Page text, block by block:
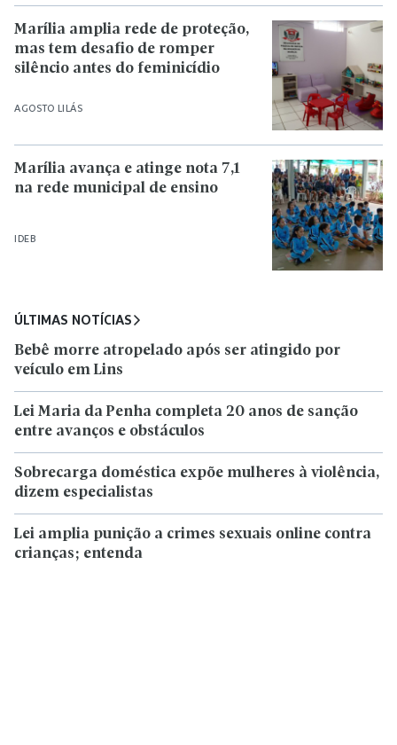
AGOSTO LILÁS
Marília amplia rede de proteção,
mas tem desafio de romper
silêncio antes do feminicídio
IDEB
Marília avança e atinge nota 7,1
na rede municipal de ensino
ÚLTIMAS NOTÍCIAS
Bebê morre atropelado após ser atingido por
veículo em Lins
Lei Maria da Penha completa 20 anos de sanção
entre avanços e obstáculos
Sobrecarga doméstica expõe mulheres à violência,
dizem especialistas
Lei amplia punição a crimes sexuais online contra
crianças; entenda